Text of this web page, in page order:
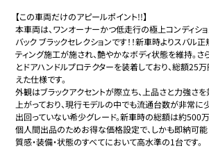
【この車両だけのアピールポイント!!】
本車両は、ワンオーナーかつ低走行の極上コンディシ
バック ブラックセレクションです！！新車時よりスバル
ティング施工が施され、艶やかなボディ状態を維持。
とドアハンドルプロテクターを装着しており、総額25
えた仕様です。
外観はブラックアクセントが際立ち、上品さと力強さ
上がっており、現行モデルの中でも流通台数が非常に
出回っていない希少グレード。新車時の総額は約500
個人間出品のためお得な価格設定で、しかも即納可能
質感・装備・状態のすべてにおいて高水準の1台です。